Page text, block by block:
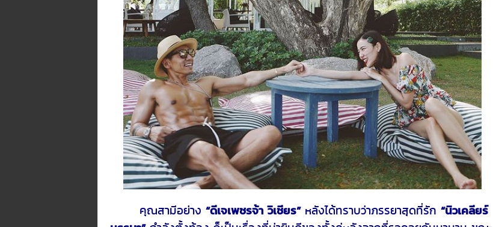
คุณสามีอย่าง “ดีเจเพชรจ้า วิเชียร”หลังได้ทราบว่าภรรยาสุดที่รัก “นิวเคลียร์